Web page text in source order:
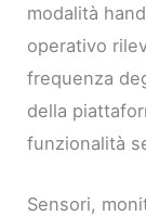
modalità
operativo
frequenza
della
funzionalità
Sensori,